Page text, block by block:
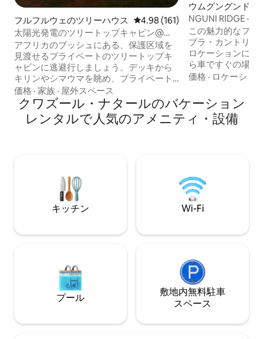
フルフルウェのツリーハウス レビュー161件、5つ星中4.98つ
4.98 (161)
太陽光発電のツリートップキャビン@
Mudhouse Zululand
アフリカのブッシュにある、保護区域を
見渡せるプライベートのツリートップキ
ャビンに逃避行しましょう。デッキから
キリンやシマウマを眺め、プライベート
プランジプールでくつろぎ、遠くから聞
こえるカバやハイエナの鳴き声に包まれ
て眠りにつきましょう。 - 長期滞在割引 -
小屋No.1も同じくらい特別です！ - 素朴な
線の両方を日帰り旅行で探索するのに最
適なロケーションにあります。
価格 · 家族 · 屋外スペース
ウムグングンドロ
体の一軒家
NGUNI RIDGE -
のファームコテー
この魅力的なファ
ブラ・カントリー
ロケーションにあ
ら車ですぐの場所
ェ、農場の露店、
す。ここでは、
らアウトドアア
ゆるものを楽しめ
で、リラックスで
価格 · ロケーショ
クワズール・ナタールのバケーション
レンタルで人気のアメニティ・設備
キッチン Wi-Fi
プール
敷地内無料駐⁠車
ス⁠ペ⁠ー⁠ス